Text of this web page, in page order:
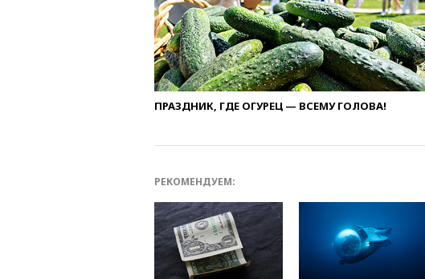
ПРАЗДНИК, ГДЕ ОГУРЕЦ — ВСЕМУ ГОЛОВА!
РЕКОМЕНДУЕМ: